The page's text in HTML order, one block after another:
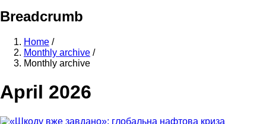
Breadcrumb
Home /
Monthly archive /
Monthly archive
April 2026